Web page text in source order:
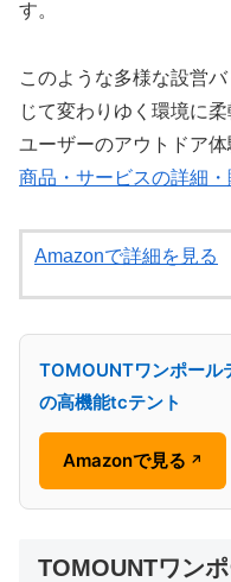
す。
このような多様な設営
じて変わりゆく環境に
ユーザーのアウトドア体
商品・サービスの詳細
Amazonで詳細を見る
TOMOUNTワンポール
の高機能tcテント
Amazonで見る ↗
TOMOUNTワン